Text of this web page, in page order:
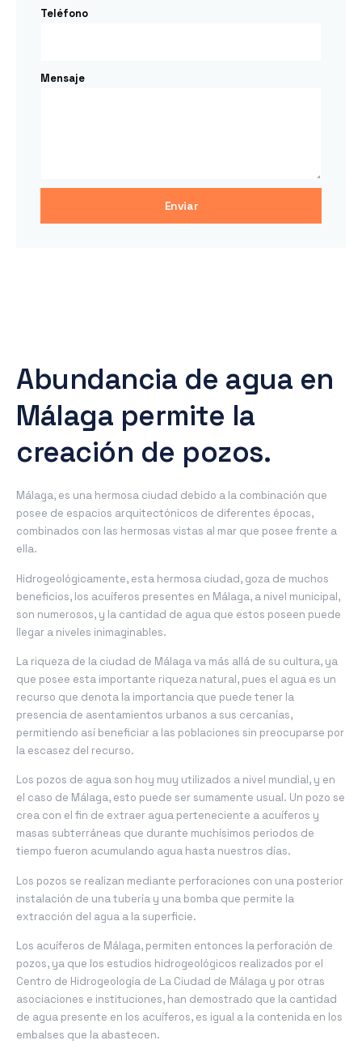
Teléfono
Mensaje
Enviar
Abundancia de agua en
Málaga permite la
creación de pozos.
Málaga, es una hermosa ciudad debido a la combinación que
posee de espacios arquitectónicos de diferentes épocas,
combinados con las hermosas vistas al mar que posee frente a
ella.
Hidrogeológicamente, esta hermosa ciudad, goza de muchos
beneficios, los acuíferos presentes en Málaga, a nivel municipal,
son numerosos, y la cantidad de agua que estos poseen puede
llegar a niveles inimaginables.
La riqueza de la ciudad de Málaga va más allá de su cultura, ya
que posee esta importante riqueza natural, pues el agua es un
recurso que denota la importancia que puede tener la
presencia de asentamientos urbanos a sus cercanías,
permitiendo así beneficiar a las poblaciones sin preocuparse por
la escasez del recurso.
Los pozos de agua son hoy muy utilizados a nivel mundial, y en
el caso de Málaga, esto puede ser sumamente usual. Un pozo se
crea con el fin de extraer agua perteneciente a acuíferos y
masas subterráneas que durante muchísimos periodos de
tiempo fueron acumulando agua hasta nuestros días.
Los pozos se realizan mediante perforaciones con una posterior
instalación de una tubería y una bomba que permite la
extracción del agua a la superficie.
Los acuíferos de Málaga, permiten entonces la perforación de
pozos, ya que los estudios hidrogeológicos realizados por el
Centro de Hidrogeología de La Ciudad de Málaga y por otras
asociaciones e instituciones, han demostrado que la cantidad
de agua presente en los acuíferos, es igual a la contenida en los
embalses que la abastecen.